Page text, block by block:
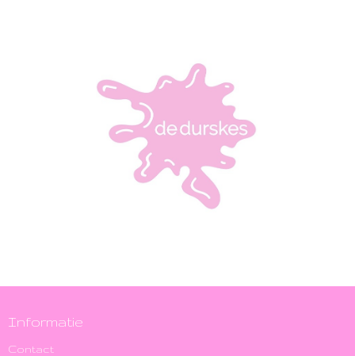
Informatie
Contact